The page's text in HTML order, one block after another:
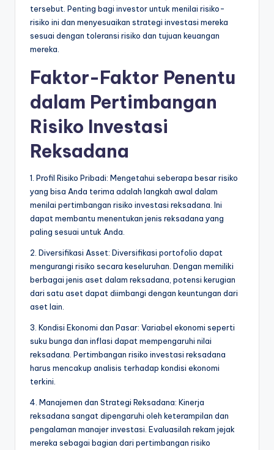
tersebut. Penting bagi investor untuk menilai risiko-
risiko ini dan menyesuaikan strategi investasi mereka
sesuai dengan toleransi risiko dan tujuan keuangan
mereka.
Faktor-Faktor Penentu
dalam Pertimbangan
Risiko Investasi
Reksadana
1. Profil Risiko Pribadi: Mengetahui seberapa besar risiko
yang bisa Anda terima adalah langkah awal dalam
menilai pertimbangan risiko investasi reksadana. Ini
dapat membantu menentukan jenis reksadana yang
paling sesuai untuk Anda.
2. Diversifikasi Asset: Diversifikasi portofolio dapat
mengurangi risiko secara keseluruhan. Dengan memiliki
berbagai jenis aset dalam reksadana, potensi kerugian
dari satu aset dapat diimbangi dengan keuntungan dari
aset lain.
3. Kondisi Ekonomi dan Pasar: Variabel ekonomi seperti
suku bunga dan inflasi dapat mempengaruhi nilai
reksadana. Pertimbangan risiko investasi reksadana
harus mencakup analisis terhadap kondisi ekonomi
terkini.
4. Manajemen dan Strategi Reksadana: Kinerja
reksadana sangat dipengaruhi oleh keterampilan dan
pengalaman manajer investasi. Evaluasilah rekam jejak
mereka sebagai bagian dari pertimbangan risiko